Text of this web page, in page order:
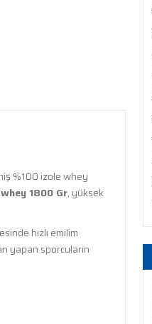
%100 izole whey
1800 Gr, yüksek
hızlı emilim
yapan sporcuların